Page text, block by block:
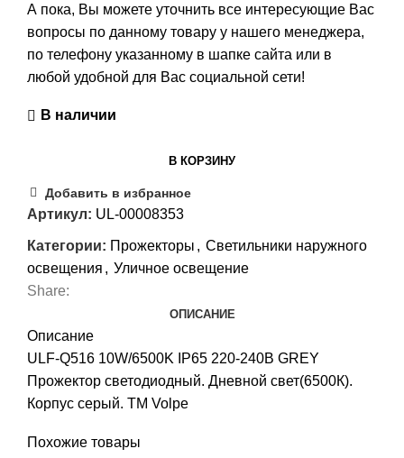
А пока, Вы можете уточнить все интересующие Вас
вопросы по данному товару у нашего менеджера,
по телефону указанному в шапке сайта или в
любой удобной для Вас социальной сети!
В наличии
В КОРЗИНУ
Добавить в избранное
Артикул: UL-00008353
Категории: Прожекторы , Светильники наружного
освещения , Уличное освещение
Share:
ОПИСАНИЕ
Описание
ULF-Q516 10W/6500K IP65 220-240В GREY
Прожектор светодиодный. Дневной свет(6500К).
Корпус серый. TM Volpe
Похожие товары